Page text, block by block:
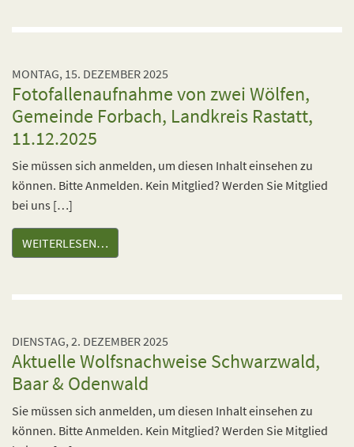
MONTAG, 15. DEZEMBER 2025
Fotofallenaufnahme von zwei Wölfen,
Gemeinde Forbach, Landkreis Rastatt,
11.12.2025
Sie müssen sich anmelden, um diesen Inhalt einsehen zu
können. Bitte Anmelden. Kein Mitglied? Werden Sie Mitglied
bei uns […]
WEITERLESEN…
DIENSTAG, 2. DEZEMBER 2025
Aktuelle Wolfsnachweise Schwarzwald,
Baar & Odenwald
Sie müssen sich anmelden, um diesen Inhalt einsehen zu
können. Bitte Anmelden. Kein Mitglied? Werden Sie Mitglied